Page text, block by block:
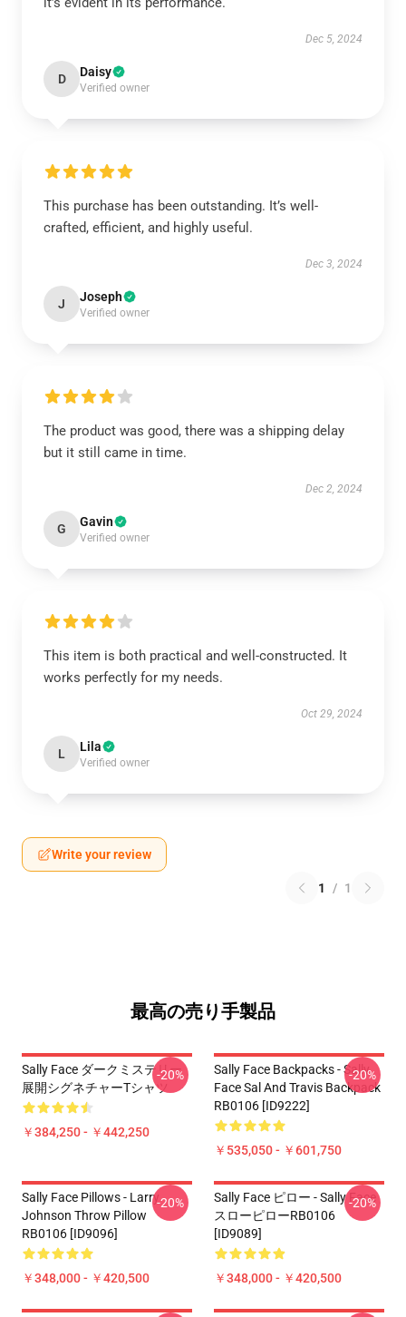
Dec 5, 2024
D Daisy
Verified owner
This purchase has been outstanding. It’s well-
crafted, efficient, and highly useful.
Dec 3, 2024
J Joseph
Verified owner
The product was good, there was a shipping delay
but it still came in time.
Dec 2, 2024
G Gavin
Verified owner
This item is both practical and well-constructed. It
works perfectly for my needs.
Oct 29, 2024
L Lila
Verified owner
Write your review
1 / 1
最高の売り手製品
Sally Face ダークミステリー
展開シグネチャーTシャツ
￥384,250 - ￥442,250
-20%
Sally Face Backpacks - Sally
Face Sal And Travis Backpack
RB0106 [ID9222]
￥535,050 - ￥601,750
-20%
Sally Face Pillows - Larry
Johnson Throw Pillow
RB0106 [ID9096]
￥348,000 - ￥420,500
-20%
Sally Face ピロー - Sally Face
スローピローRB0106
[ID9089]
￥348,000 - ￥420,500
-20%